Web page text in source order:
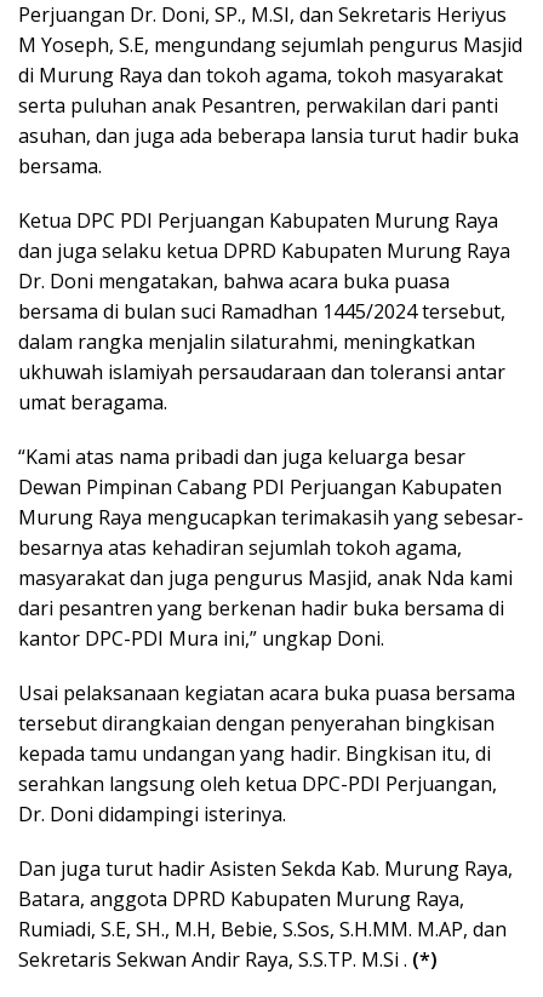
Perjuangan Dr. Doni, SP., M.SI, dan Sekretaris Heriyus
M Yoseph, S.E, mengundang sejumlah pengurus Masjid
di Murung Raya dan tokoh agama, tokoh masyarakat
serta puluhan anak Pesantren, perwakilan dari panti
asuhan, dan juga ada beberapa lansia turut hadir buka
bersama.
Ketua DPC PDI Perjuangan Kabupaten Murung Raya
dan juga selaku ketua DPRD Kabupaten Murung Raya
Dr. Doni mengatakan, bahwa acara buka puasa
bersama di bulan suci Ramadhan 1445/2024 tersebut,
dalam rangka menjalin silaturahmi, meningkatkan
ukhuwah islamiyah persaudaraan dan toleransi antar
umat beragama.
“Kami atas nama pribadi dan juga keluarga besar
Dewan Pimpinan Cabang PDI Perjuangan Kabupaten
Murung Raya mengucapkan terimakasih yang sebesar-
besarnya atas kehadiran sejumlah tokoh agama,
masyarakat dan juga pengurus Masjid, anak Nda kami
dari pesantren yang berkenan hadir buka bersama di
kantor DPC-PDI Mura ini,” ungkap Doni.
Usai pelaksanaan kegiatan acara buka puasa bersama
tersebut dirangkaian dengan penyerahan bingkisan
kepada tamu undangan yang hadir. Bingkisan itu, di
serahkan langsung oleh ketua DPC-PDI Perjuangan,
Dr. Doni didampingi isterinya.
Dan juga turut hadir Asisten Sekda Kab. Murung Raya,
Batara, anggota DPRD Kabupaten Murung Raya,
Rumiadi, S.E, SH., M.H, Bebie, S.Sos, S.H.MM. M.AP, dan
Sekretaris Sekwan Andir Raya, S.S.TP. M.Si . (*)